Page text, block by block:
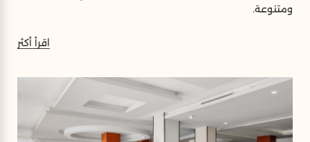
ومتنوعة.
اقرأ أكثر